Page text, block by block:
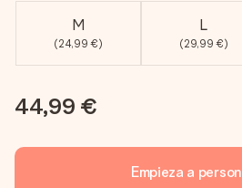
M
(24,99 €)
L
(29,99 €)
44,99 €
Empieza a